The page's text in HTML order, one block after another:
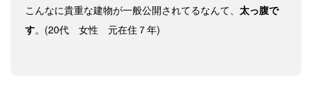
こんなに貴重な建物が一般公開されてるなんて、 太っ腹で
す。(20代 女性 元在住７年)